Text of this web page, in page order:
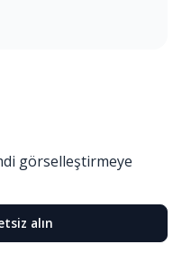
görselleştirmeye
alın